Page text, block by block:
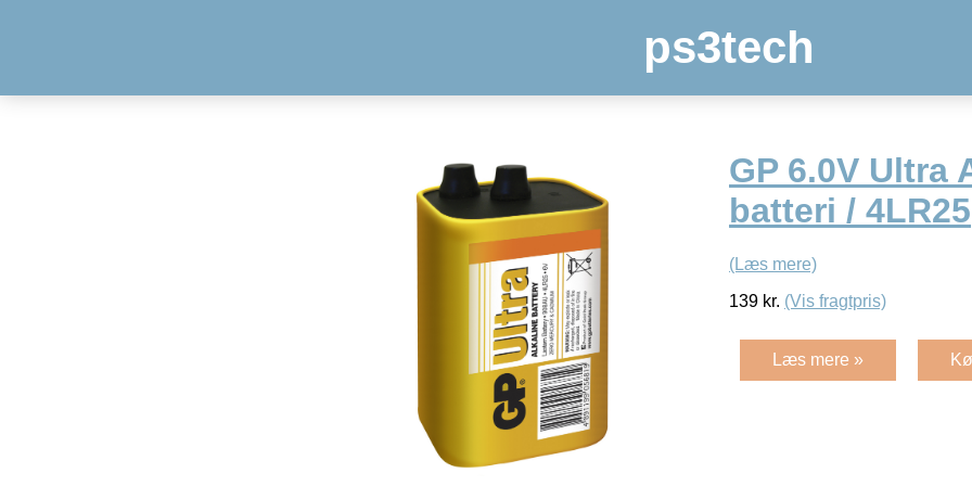
ps3tech
GP 6.0V Ultra
batteri / 4LR25
(Læs mere)
139 kr. (Vis fragtpris)
Læs mere »